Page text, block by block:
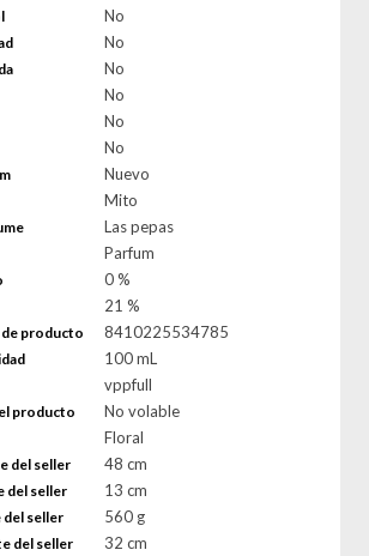
No
No
No
No
No
No
Nuevo
Mito
Las pepas
Parfum
0 %
21 %
producto 8410225534785
100 mL
vppfull
producto No volable
Floral
del seller 48 cm
del seller 13 cm
del seller 560 g
del seller 32 cm